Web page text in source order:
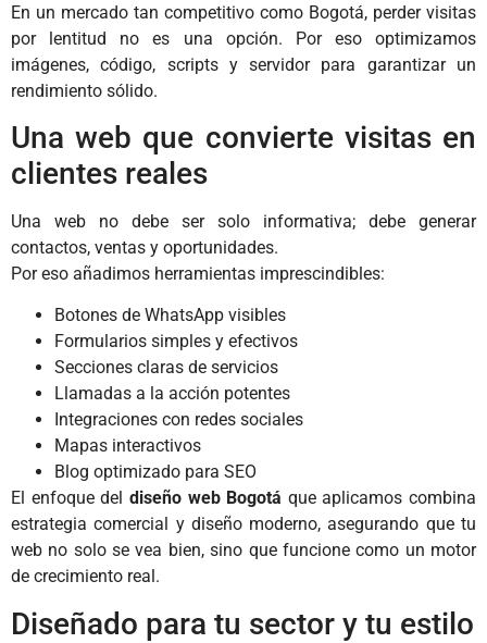
En un mercado tan competitivo como Bogotá, perder visitas
por lentitud no es una opción. Por eso optimizamos
imágenes, código, scripts y servidor para garantizar un
rendimiento sólido.
Una web que convierte visitas en
clientes reales
Una web no debe ser solo informativa; debe generar
contactos, ventas y oportunidades.
Por eso añadimos herramientas imprescindibles:
Botones de WhatsApp visibles
Formularios simples y efectivos
Secciones claras de servicios
Llamadas a la acción potentes
Integraciones con redes sociales
Mapas interactivos
Blog optimizado para SEO
El enfoque del diseño web Bogotá que aplicamos combina
estrategia comercial y diseño moderno, asegurando que tu
web no solo se vea bien, sino que funcione como un motor
de crecimiento real.
Diseñado para tu sector y tu estilo